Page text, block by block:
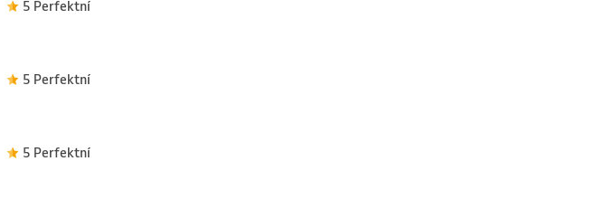
5 Perfektní
5 Perfektní
5 Perfektní